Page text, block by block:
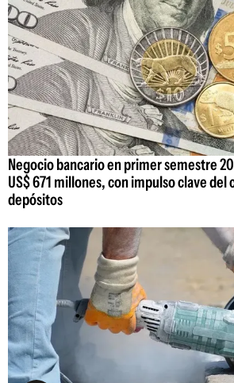
Negocio bancario en primer semestre
US$ 671 millones, con impulso clave del
depósitos